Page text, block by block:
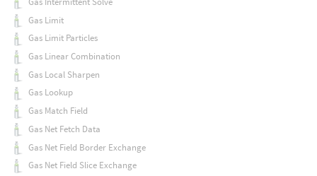
Gas Limit
Gas Limit Particles
Gas Linear Combination
Gas Local Sharpen
Gas Lookup
Gas Match Field
Gas Net Fetch Data
Gas Net Field Border Exchange
Gas Net Field Slice Exchange